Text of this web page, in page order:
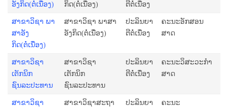
ອັງ​ກິດ(ຕໍ່ເນື່ອງ)
ກິດ(ຕໍ່ເນື່ອງ)
ຕີຕໍ່ເນື່ອງ
ສາຂາວິຊາ ພາ​
ສາ​ອັງ​
ກິດ(ຕໍ່ເນື່ອງ)
ສາຂາວິຊາ ພາ​ສາ​
ອັງ​ກິດ(ຕໍ່ເນື່ອງ)
ປະລິນຍາ
ຕີຕໍ່ເນື່ອງ
ຄະນະອັກສອນ
ສາດ
ສາຂາວິຊາ
ເຕັກນິກ
ຊົນລະປະທານ
ສາຂາວິຊາ
ເຕັກນິກ
ຊົນລະປະທານ
ປະລິນຍາ
ຕີຕໍ່ເນື່ອງ
ຄະນະວິສະວະກຳ
ສາດ
ສາຂາວິຊາ
ສາຂາວິຊາສະຖາ
ປະລິນຍາ
ຄະນະ